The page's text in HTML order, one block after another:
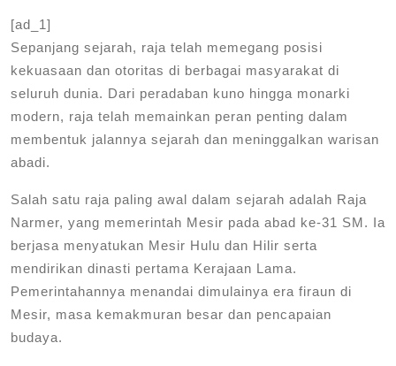
[ad_1]
Sepanjang sejarah, raja telah memegang posisi
kekuasaan dan otoritas di berbagai masyarakat di
seluruh dunia. Dari peradaban kuno hingga monarki
modern, raja telah memainkan peran penting dalam
membentuk jalannya sejarah dan meninggalkan warisan
abadi.
Salah satu raja paling awal dalam sejarah adalah Raja
Narmer, yang memerintah Mesir pada abad ke-31 SM. Ia
berjasa menyatukan Mesir Hulu dan Hilir serta
mendirikan dinasti pertama Kerajaan Lama.
Pemerintahannya menandai dimulainya era firaun di
Mesir, masa kemakmuran besar dan pencapaian
budaya.